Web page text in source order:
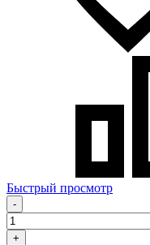
Быстрый просмотр
-
+